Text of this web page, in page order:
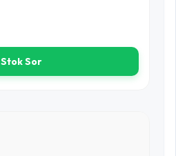
Stok Sor